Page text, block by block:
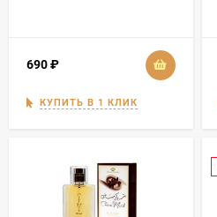
690₽
КУПИТЬ В 1 КЛИК